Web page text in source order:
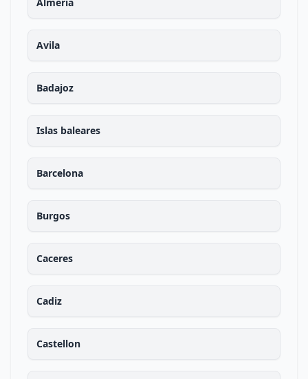
Avila
Badajoz
Islas baleares
Barcelona
Burgos
Caceres
Cadiz
Castellon